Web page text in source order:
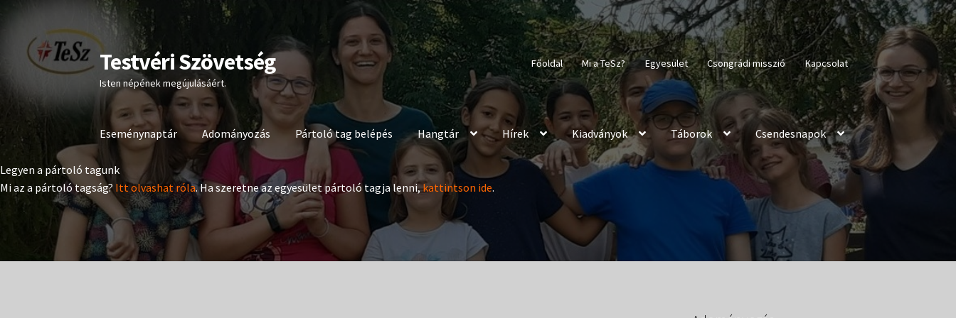
Ugrás
a
navigációhoz
Kilépés
a
tartalomba
Testvéri Szövetség
Isten népének megújulásáért.
Főoldal Mi a TeSz? Egyesület Csongrádi misszió Kapcsolat
Eseménynaptár Adományozás Pártoló tag belépés Hangtár Hírek Kiadványok Táborok Csendesnapok
Legyen a pártoló tagunk
Mi az a pártoló tagság? Itt olvashat róla. Ha szeretne az egyesület pártoló tagja lenni,kattintson ide.